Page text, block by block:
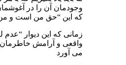
وجودمان آن را در
که این “حق من است و من
زمانی که این دیوار “عدم
واقعی و آرامش خاطرمان
می آورد